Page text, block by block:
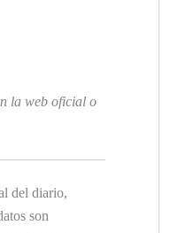
la web oficial o
del diario,
son